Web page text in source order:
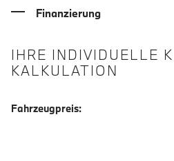
Finanzierung
IHRE INDIVIDUELLE
KALKULATION
Fahrzeugpreis: